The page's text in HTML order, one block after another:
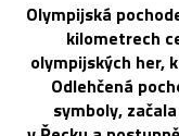
Olympijská
kilometrech
olympijských her,
Odlehčená
symboly,